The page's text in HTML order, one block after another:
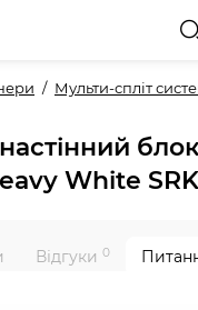
Мульти-спліт
White
Відгуки 0